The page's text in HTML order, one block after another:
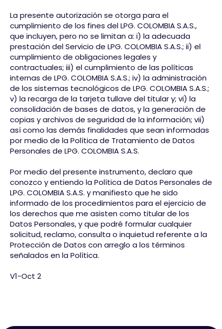
La presente autorización se otorga para el
cumplimiento de los fines del LPG. COLOMBIA S.A.S.,
que incluyen, pero no se limitan a: i) la adecuada
prestación del Servicio de LPG. COLOMBIA S.A.S.; ii) el
cumplimiento de obligaciones legales y
contractuales; iii) el cumplimiento de las políticas
internas de LPG. COLOMBIA S.A.S.; iv) la administración
de los sistemas tecnológicos de LPG. COLOMBIA S.A.S.;
v) la recarga de la tarjeta tullave del titular y; vi) la
consolidación de bases de datos, y la generación de
copias y archivos de seguridad de la información; vii)
así como las demás finalidades que sean informadas
por medio de la Política de Tratamiento de Datos
Personales de LPG. COLOMBIA S.A.S.
Por medio del presente instrumento, declaro que
conozco y entiendo la Política de Datos Personales de
LPG. COLOMBIA S.A.S. y manifiesto que he sido
informado de los procedimientos para el ejercicio de
los derechos que me asisten como titular de los
Datos Personales, y que podré formular cualquier
solicitud, reclamo, consulta o inquietud referente a la
Protección de Datos con arreglo a los términos
señalados en la Política.
V1-Oct 2